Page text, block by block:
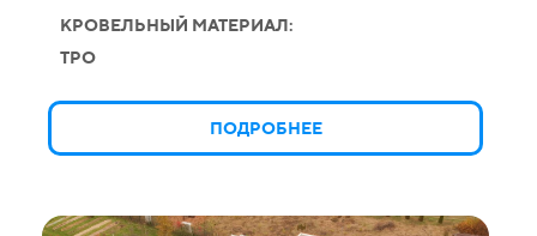
КРОВЕЛЬНЫЙ МАТЕРИАЛ:
TPO
ПОДРОБНЕЕ